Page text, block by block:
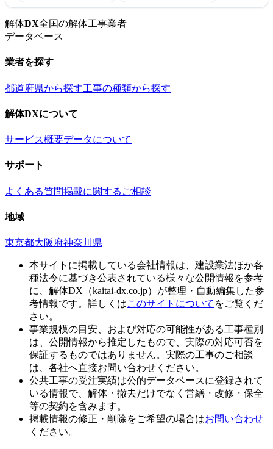
解体DX全国の解体工事業者
データベース
業者を探す
都道府県から探す工事の種類から探す
解体DXについて
サービス概要データについて
サポート
よくある質問掲載に関するご相談
地域
東京都大阪府神奈川県
本サイトに掲載している会社情報は、建設業法ほか各
種法令に基づき公表されている様々な公開情報を参考
に、解体DX（kaitai-dx.co.jp）が整理・自動編集した参
考情報です。詳しくはこのサイトについて をご覧くだ
さい。
事業規模の目安、および対応の可能性がある工事種別
は、公開情報から推定したもので、実際の対応可否を
保証するものではありません。実際の工事のご相談
は、各社へ直接お問い合わせください。
公共工事の受注実績は公的データベースに登録されて
いる情報で、解体・撤去だけでなく営繕・改修・保全
等の契約を含みます。
掲載情報の修正・削除をご希望の場合はお問い合わせ
ください。